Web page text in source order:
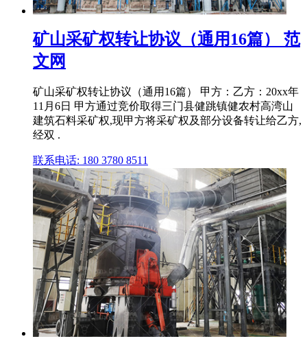
矿山采矿权转让协议（通用16篇） 范
文网
矿山采矿权转让协议（通用16篇） 甲方：乙方：20xx年
11月6日 甲方通过竞价取得三门县健跳镇健农村高湾山
建筑石料采矿权,现甲方将采矿权及部分设备转让给乙方,
经双 .
联系电话: 180 3780 8511